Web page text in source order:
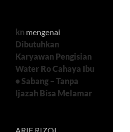
kn mengenai
Dibutuhkan
Karyawan Pengisian
Water Ro Cahaya Ibu
• Sabang – Tanpa
Ijazah Bisa Melamar